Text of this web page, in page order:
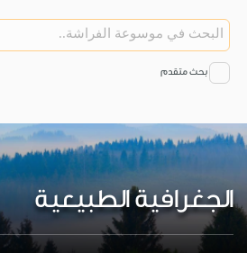
بحث متقدم
الجغرافية الطبيعية